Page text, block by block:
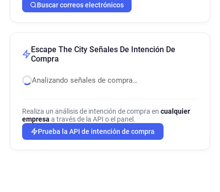
z******@escapethecity.org
Buscar correos electrónicos
Escape The City Señales De Intención De
Compra
Analizando señales de compra…
Realiza un análisis de intención de compra en cualquier
empresa a través de la API o el panel.
Prueba la API de intención de compra